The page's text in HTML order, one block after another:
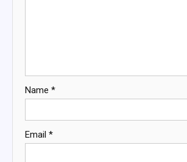
Name *
Email *